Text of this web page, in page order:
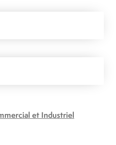
et Industriel